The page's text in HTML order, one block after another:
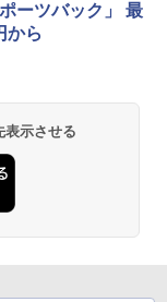
ーツバック」 最
から
表示させる